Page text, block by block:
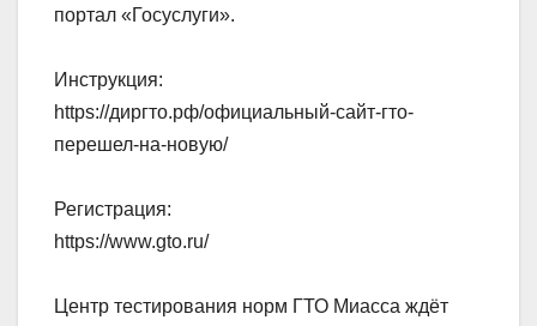
портал «Госуслуги».
Инструкция:
https://диргто.рф/официальный-сайт-гто-
перешел-на-новую/
Регистрация:
https://www.gto.ru/
Центр тестирования норм ГТО Миасса ждёт